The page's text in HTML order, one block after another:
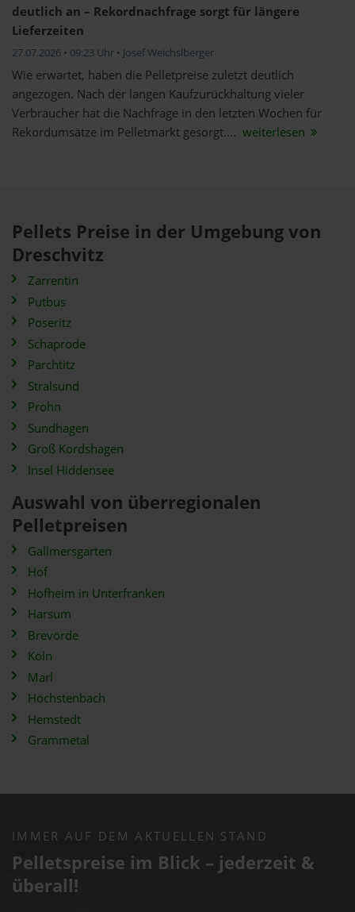
deutlich an – Rekordnachfrage sorgt für längere
Lieferzeiten
27.07.2026 • 09:23 Uhr • Josef Weichslberger
Wie erwartet, haben die Pelletpreise zuletzt deutlich
angezogen. Nach der langen Kaufzurückhaltung vieler
Verbraucher hat die Nachfrage in den letzten Wochen für
Rekordumsätze im Pelletmarkt gesorgt.... weiterlesen
Pellets Preise in der Umgebung von
Dreschvitz
Zarrentin
Putbus
Poseritz
Schaprode
Parchtitz
Stralsund
Prohn
Sundhagen
Groß Kordshagen
Insel Hiddensee
Auswahl von überregionalen
Pelletpreisen
Gallmersgarten
Hof
Hofheim in Unterfranken
Harsum
Brevörde
Köln
Marl
Höchstenbach
Hemstedt
Grammetal
IMMER AUF DEM AKTUELLEN STAND
Pelletspreise im Blick – jederzeit &
überall!